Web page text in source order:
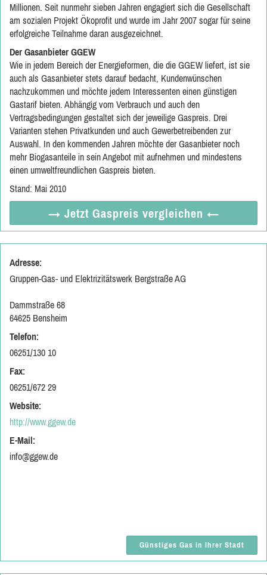
Millionen. Seit nunmehr sieben Jahren engagiert sich die Gesellschaft
am sozialen Projekt Ökoprofit und wurde im Jahr 2007 sogar für seine
erfolgreiche Teilnahme daran ausgezeichnet.
Der Gasanbieter GGEW
Wie in jedem Bereich der Energieformen, die die GGEW liefert, ist sie
auch als Gasanbieter stets darauf bedacht, Kundenwünschen
nachzukommen und möchte jedem Interessenten einen günstigen
Gastarif bieten. Abhängig vom Verbrauch und auch den
Vertragsbedingungen gestaltet sich der jeweilige Gaspreis. Drei
Varianten stehen Privatkunden und auch Gewerbetreibenden zur
Auswahl. In den kommenden Jahren möchte der Gasanbieter noch
mehr Biogasanteile in sein Angebot mit aufnehmen und mindestens
einen umweltfreundlichen Gaspreis bieten.
Stand: Mai 2010
→ Jetzt Gaspreis vergleichen ←
Adresse:
Gruppen-Gas- und Elektrizitätswerk Bergstraße AG
Dammstraße 68
64625 Bensheim
Telefon:
06251/130 10
Fax:
06251/672 29
Website:
http://www.ggew.de
E-Mail:
info@ggew.de
Günstiges Gas in Ihrer Stadt